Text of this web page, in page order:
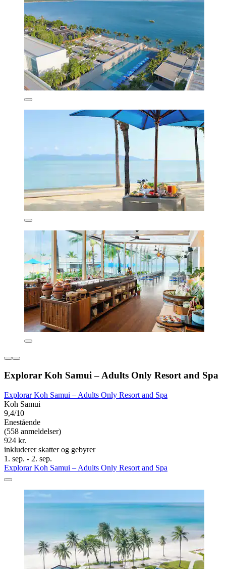
Explorar Koh Samui – Adults Only Resort and Spa
Explorar Koh Samui – Adults Only Resort and Spa
Koh Samui
9,4/10
Enestående
(558 anmeldelser)
924 kr.
inkluderer skatter og gebyrer
1. sep. - 2. sep.
Explorar Koh Samui – Adults Only Resort and Spa